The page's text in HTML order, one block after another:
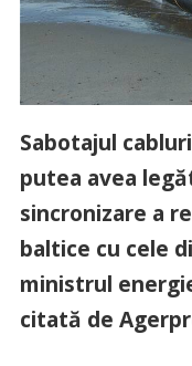
Sabotajul
putea avea
sincronizare a
baltice cu cele
ministrul
citată de